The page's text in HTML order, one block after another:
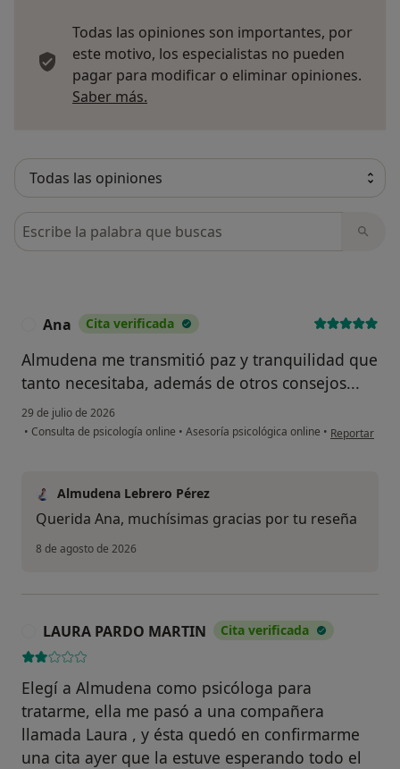
Todas las opiniones son importantes, por
este motivo, los especialistas no pueden
pagar para modificar o eliminar opiniones.
Saber más.
Busca en opiniones
Ana Cita verificada
Almudena me transmitió paz y tranquilidad que
tanto necesitaba, además de otros consejos...
29 de julio de 2026
• Consulta de psicología online • Asesoría psicológica online • en opinión
Reportar
Almudena Lebrero Pérez
Querida Ana, muchísimas gracias por tu reseña
8 de agosto de 2026
LAURA PARDO MARTIN Cita verificada
Elegí a Almudena como psicóloga para
tratarme, ella me pasó a una compañera
llamada Laura , y ésta quedó en confirmarme
una cita ayer que la estuve esperando todo el